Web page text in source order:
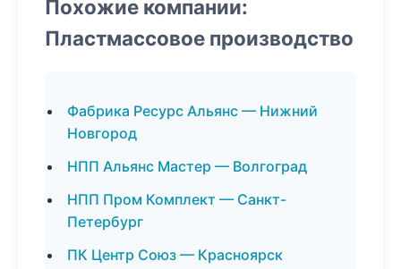
Похожие компании:
Пластмассовое производство
Фабрика Ресурс Альянс — Нижний
Новгород
НПП Альянс Мастер — Волгоград
НПП Пром Комплект — Санкт-
Петербург
ПК Центр Союз — Красноярск